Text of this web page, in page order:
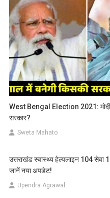
West Bengal Election 2021: मोदी
सरकार?
Sweta Mahato
उत्तराखंड स्वास्थ्य हेल्पलाइन 104 सेवा
जानें नया अपडेट!
Upendra Agrawal